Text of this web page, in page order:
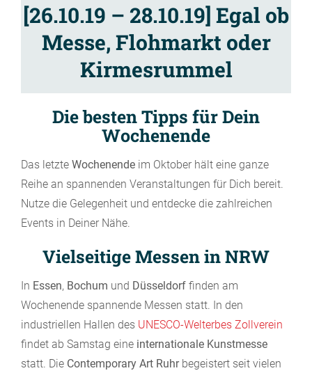
[26.10.19 – 28.10.19] Egal ob
Messe, Flohmarkt oder
Kirmesrummel
Die besten Tipps für Dein
Wochenende
Das letzte Wochenende im Oktober hält eine ganze
Reihe an spannenden Veranstaltungen für Dich bereit.
Nutze die Gelegenheit und entdecke die zahlreichen
Events in Deiner Nähe.
Vielseitige Messen in NRW
In Essen, Bochum und Düsseldorf finden am
Wochenende spannende Messen statt. In den
industriellen Hallen des UNESCO-Welterbes Zollverein
findet ab Samstag eine internationale Kunstmesse
statt. Die Contemporary Art Ruhrbegeistert seit vielen